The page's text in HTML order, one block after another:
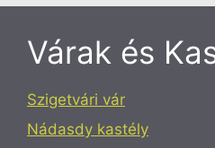
Várak és
Szigetvári vár
Nádasdy kastély